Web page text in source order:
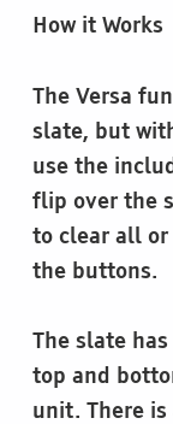
How it Works
The Versa
slate, but
use the
flip over the
to clear all
the buttons.
The slate
top and
unit. There is